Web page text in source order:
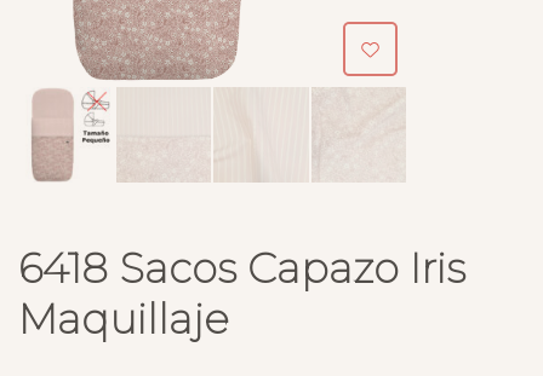
6418 Sacos Capazo Iris
Maquillaje